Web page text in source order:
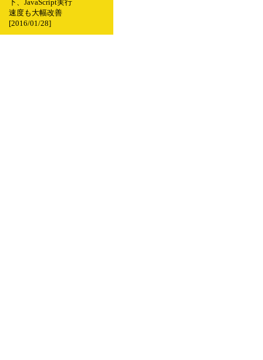
下、JavaScript実行
速度も大幅改善
[2016/01/28]